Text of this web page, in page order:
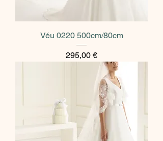
Véu 0220 500cm/80cm
Preço
295,00 €